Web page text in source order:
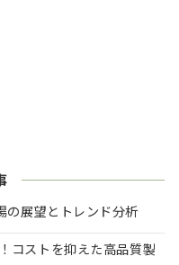
の展望とトレンド分析
コストを抑えた高品質製